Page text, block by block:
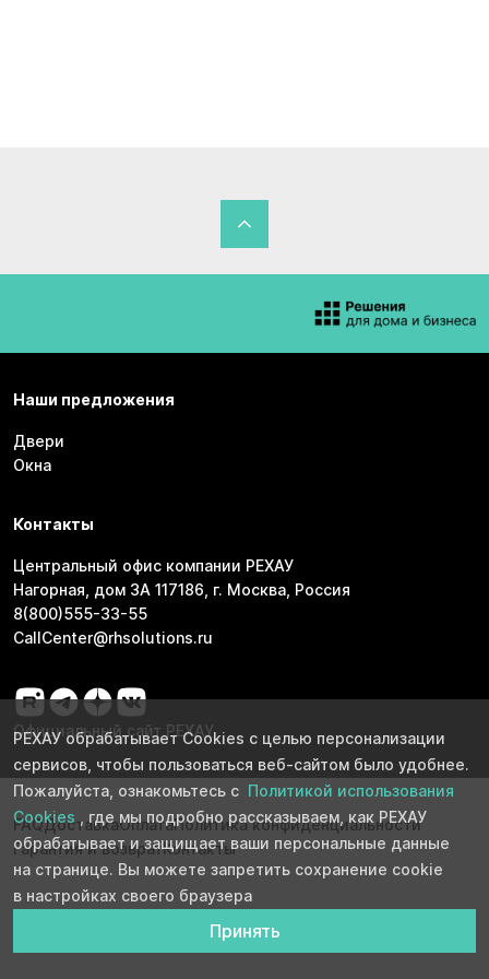
Наши предложения
Двери
Окна
Контакты
Центральный офис компании РЕХАУ
Нагорная, дом 3А 117186, г. Москва, Россия
8(800)555-33-55
CallCenter@rhsolutions.ru
Официальный сайт РЕХАУ
FAQДоставкаОплатаПолитика конфиденциальности
Гарантия и возвратКонтакты
РЕХАУ обрабатывает Cookies с целью персонализации
сервисов, чтобы пользоваться веб-сайтом было удобнее.
Пожалуйста, ознакомьтесь с Политикой использования
Cookies
, где мы подробно рассказываем, как РЕХАУ
обрабатывает и защищает ваши персональные данные
на странице. Вы можете запретить сохранение cookie
в настройках своего браузера
Принять